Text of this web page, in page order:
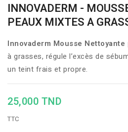
INNOVADERM -
PEAUX MIXTES A
Innovaderm Mousse
à grasses, régule l’excès de
un teint frais et propre.
25,000 TND
TTC